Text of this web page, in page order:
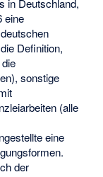
in Deutschland,
eine
Definition,
sonstige
(alle
eine
der